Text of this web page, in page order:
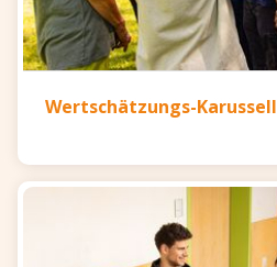
Wertschätzungs-Karussell